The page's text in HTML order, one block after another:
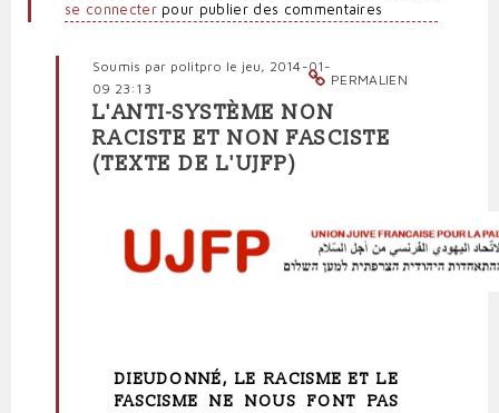
se connecterpour publier des commentaires
PERMALIEN
Soumis par politpro le jeu, 2014-01-
09 23:13
En
réponse
à
imposteur
par
Polit'producteur
L'ANTI-SYSTÈME NON
RACISTE ET NON FASCISTE
(TEXTE DE L'UJFP)
DIEUDONNÉ, LE RACISME ET LE
FASCISME NE NOUS FONT PAS